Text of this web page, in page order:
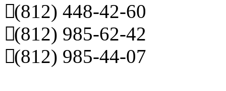
(812) 448-42-60
(812) 985-62-42
(812) 985-44-07